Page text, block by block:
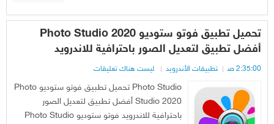
تحميل تطبيق فوتو ستوديو Photo Studio 2020
أفضل تطبيق لتعديل الصور باحترافية للاندرويد
2:35:00 ص تطبيقات الأندرويد ليست هناك تعليقات
Photo Studio تحميل تطبيق فوتو ستوديو Photo
Studio 2020 أفضل تطبيق لتعديل الصور
باحترافية للاندرويد فوتو ستوديو Photo Studio